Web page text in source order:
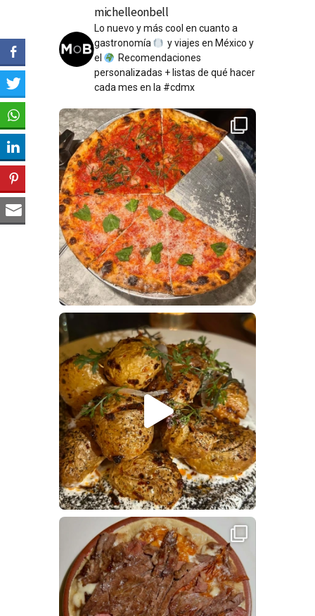
michelleonbell
Lo nuevo y más cool en cuanto a
gastronomía
y viajes en México y
el
Recomendaciones
personalizadas + listas de qué hacer
cada mes en la #cdmx